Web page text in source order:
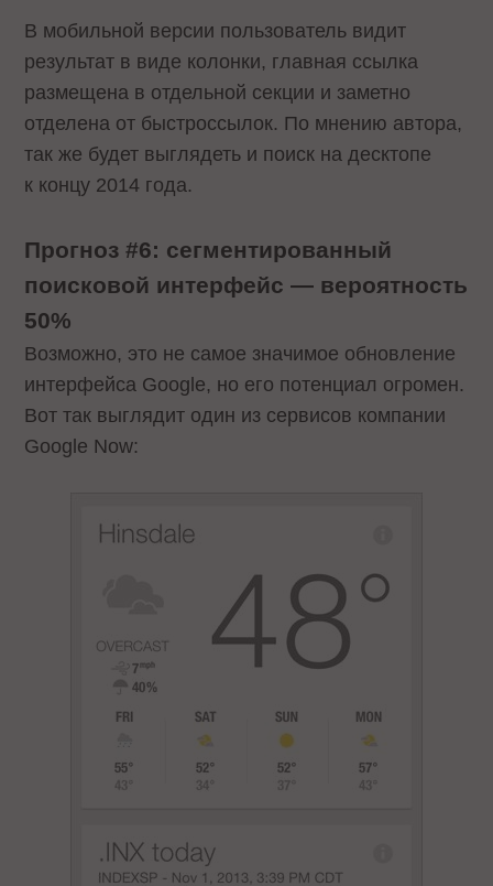
В мобильной версии пользователь видит
результат в виде колонки, главная ссылка
размещена в отдельной секции и заметно
отделена от быстроссылок. По мнению автора,
так же будет выглядеть и поиск на десктопе
к концу 2014 года.
Прогноз #6: сегментированный
поисковой интерфейс — вероятность
50%
Возможно, это не самое значимое обновление
интерфейса Google, но его потенциал огромен.
Вот так выглядит один из сервисов компании
Google Now: